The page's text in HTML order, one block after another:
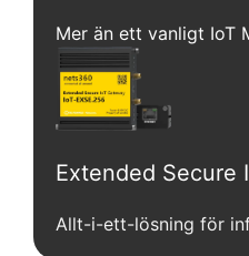
Mer än ett vanligt IoT
Extended Secure
Allt-i-ett-lösning för